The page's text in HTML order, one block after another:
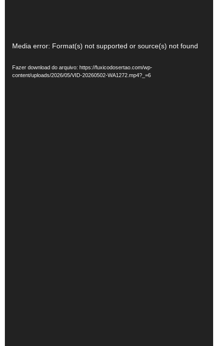
Tocador
vídeo
Media error: Format(s) not supported or source(s) not found
Fazer download do arquivo: https://fuxicodosertao.com/wp-
content/uploads/2026/05/VID-20260502-WA1272.mp4?_=6